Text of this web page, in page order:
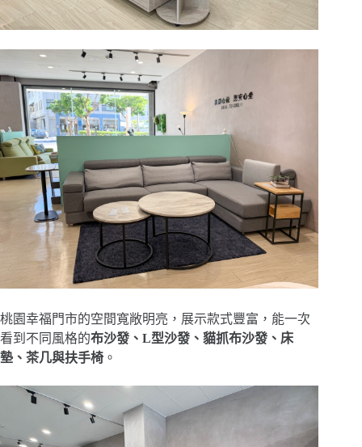
桃園幸福門市的空間寬敞明亮，展示款式豐富，能一次
看到不同風格的布沙發、L型沙發、貓抓布沙發、床
墊、茶几與扶手椅 。